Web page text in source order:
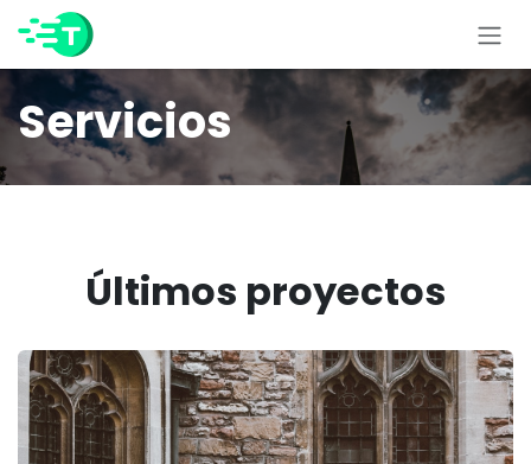
Skip to Content
Servicios
Últimos proyectos